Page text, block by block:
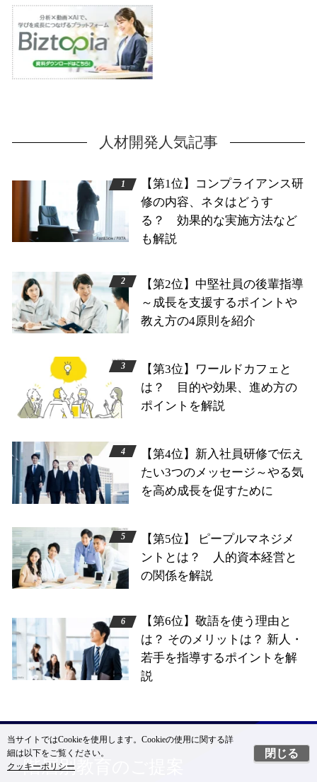
人材開発人気記事
【第1位】コンプライアンス研
修の内容、ネタはどうす
る？ 効果的な実施方法など
も解説
【第2位】中堅社員の後輩指導
～成長を支援するポイントや
教え方の4原則を紹介
【第3位】ワールドカフェと
は？ 目的や効果、進め方の
ポイントを解説
【第4位】新入社員研修で伝え
たい3つのメッセージ～やる気
を高め成長を促すために
【第5位】 ピープルマネジメ
ントとは？ 人的資本経営と
の関係を解説
【第6位】敬語を使う理由と
は？ そのメリットは？ 新人・
若手を指導するポイントを解
説
階層別教育のご提案
当サイトではCookieを使用します。Cookieの使用に関する詳
細は以下をご覧ください。
クッキーポリシー
閉じる